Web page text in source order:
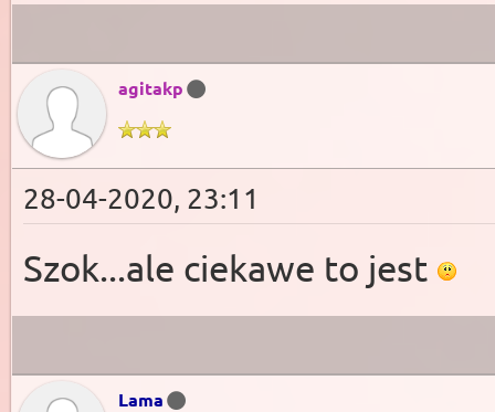
agitakp
28-04-2020, 23:11
Szok...ale ciekawe to jest
Lama